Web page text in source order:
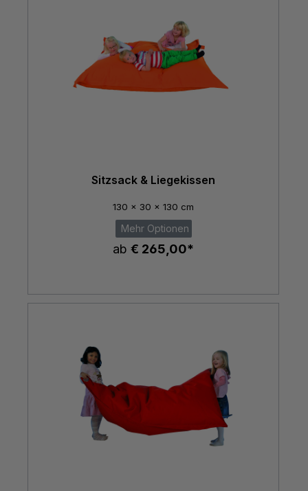
Sitzsack & Liegekissen
130 x 30 x 130 cm
Mehr Optionen
ab € 265,00*